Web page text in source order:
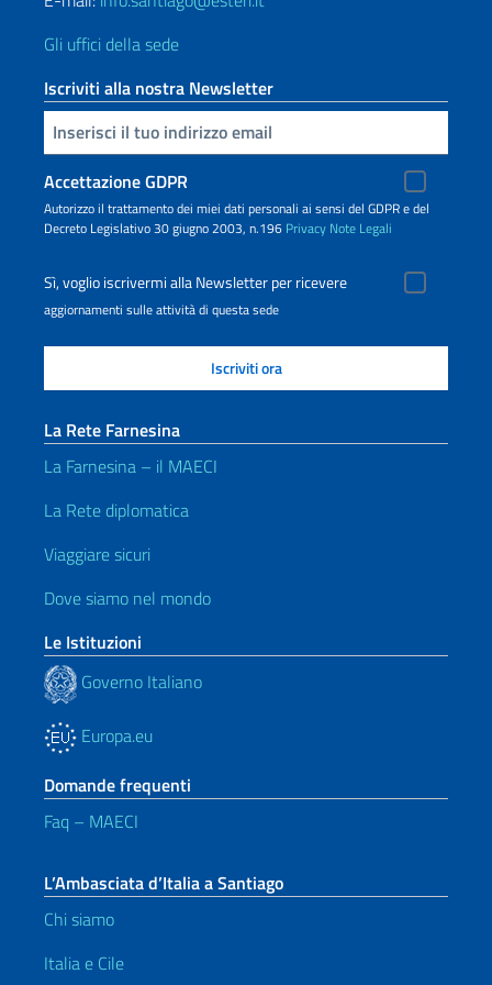
Gli uffici della sede
Iscriviti alla nostra Newsletter
Inserisci la tua email
Accettazione GDPR
Autorizzo il trattamento dei miei dati personali ai sensi del GDPR e del
Decreto Legislativo 30 giugno 2003, n.196 Privacy Note Legali
Sì, voglio iscrivermi alla Newsletter per ricevere
aggiornamenti sulle attività di questa sede
La Rete Farnesina
La Farnesina – il MAECI
La Rete diplomatica
Viaggiare sicuri
Dove siamo nel mondo
Le Istituzioni
Governo Italiano
Europa.eu
Domande frequenti
Faq – MAECI
L’Ambasciata d’Italia a Santiago
Chi siamo
Italia e Cile